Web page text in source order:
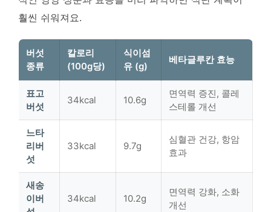
훨씬 쉬워져요.
버섯
종류
칼로리
(100g당)
식이섬
유 (g)
베타글루칸 효능
표고
버섯
34kcal 10.6g
면역력 증진, 콜레
스테롤 개선
느타
리버
섯
33kcal 9.7g
심혈관 건강, 항암
효과
새송
이버
34kcal 10.2g
면역력 강화, 소화
개선